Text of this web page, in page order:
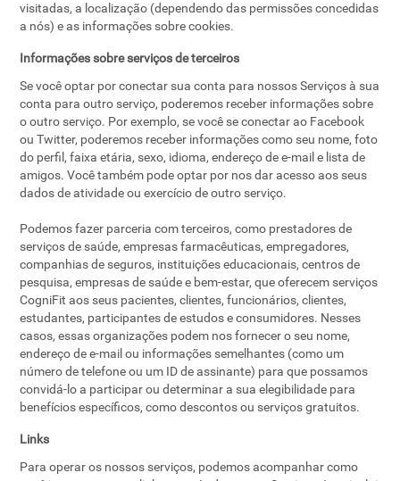
visitadas, a localização (dependendo das permissões concedidas
a nós) e as informações sobre cookies.
Informações sobre serviços de terceiros
Se você optar por conectar sua conta para nossos Serviços à sua
conta para outro serviço, poderemos receber informações sobre
o outro serviço. Por exemplo, se você se conectar ao Facebook
ou Twitter, poderemos receber informações como seu nome, foto
do perfil, faixa etária, sexo, idioma, endereço de e-mail e lista de
amigos. Você também pode optar por nos dar acesso aos seus
dados de atividade ou exercício de outro serviço.
Podemos fazer parceria com terceiros, como prestadores de
serviços de saúde, empresas farmacêuticas, empregadores,
companhias de seguros, instituições educacionais, centros de
pesquisa, empresas de saúde e bem-estar, que oferecem serviços
CogniFit aos seus pacientes, clientes, funcionários, clientes,
estudantes, participantes de estudos e consumidores. Nesses
casos, essas organizações podem nos fornecer o seu nome,
endereço de e-mail ou informações semelhantes (como um
número de telefone ou um ID de assinante) para que possamos
convidá-lo a participar ou determinar a sua elegibilidade para
benefícios específicos, como descontos ou serviços gratuitos.
Links
Para operar os nossos serviços, podemos acompanhar como